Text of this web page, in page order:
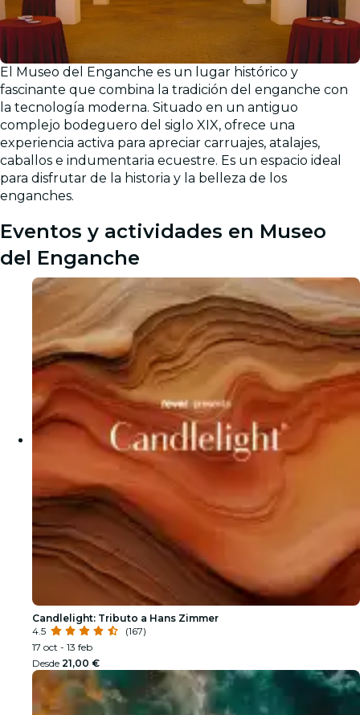
El Museo del Enganche es un lugar histórico y
fascinante que combina la tradición del enganche con
la tecnología moderna. Situado en un antiguo
complejo bodeguero del siglo XIX, ofrece una
experiencia activa para apreciar carruajes, atalajes,
caballos e indumentaria ecuestre. Es un espacio ideal
para disfrutar de la historia y la belleza de los
enganches.
Eventos y actividades en Museo
del Enganche
Candlelight: Tributo a Hans Zimmer
4.5
(167)
17 oct - 13 feb
Desde 21,00 €